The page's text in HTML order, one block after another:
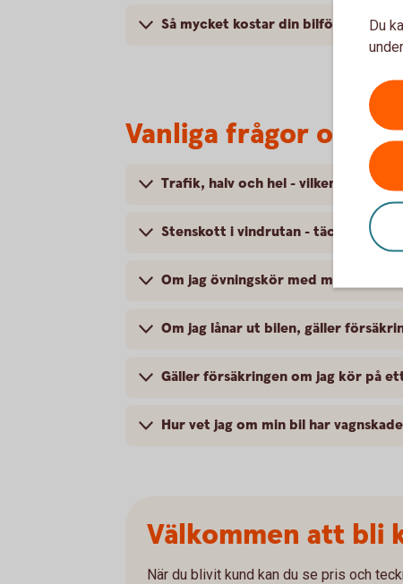
Så mycket kostar din bilförsäkring
Vanliga frågor om
Trafik, halv och hel - vilken försäkring
Stenskott i vindrutan - täcker
Om jag övningskör med min bil,
Om jag lånar ut bilen, gäller
Gäller försäkringen om jag kör på
Hur vet jag om min bil har
Välkommen att bli
När du blivit kund kan du se pris och
Du